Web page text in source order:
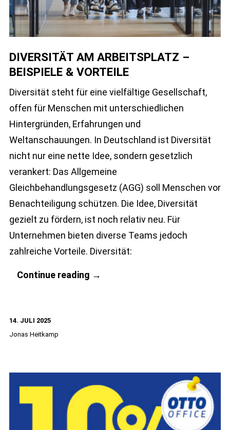
DIVERSITÄT AM ARBEITSPLATZ –
BEISPIELE & VORTEILE
Diversität steht für eine vielfältige Gesellschaft,
offen für Menschen mit unterschiedlichen
Hintergründen, Erfahrungen und
Weltanschauungen. In Deutschland ist Diversität
nicht nur eine nette Idee, sondern gesetzlich
verankert: Das Allgemeine
Gleichbehandlungsgesetz (AGG) soll Menschen vor
Benachteiligung schützen. Die Idee, Diversität
gezielt zu fördern, ist noch relativ neu. Für
Unternehmen bieten diverse Teams jedoch
zahlreiche Vorteile. Diversität:
Continue reading Diversität
Vorteile
→
14. JULI 2025
Jonas Heitkamp